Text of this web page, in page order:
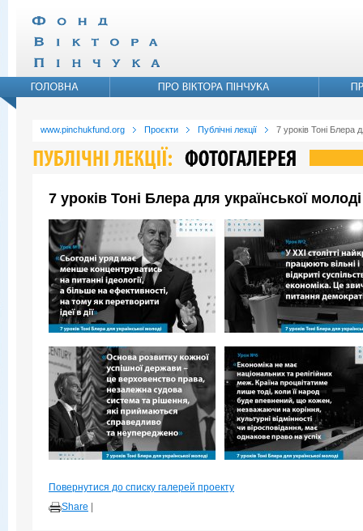
www.pinchukfund.org Проєкти Публічні лекції 7 уроків Тоні Блера
7 уроків Тоні Блера для української
Повернутися до списку галерей проекту
Share